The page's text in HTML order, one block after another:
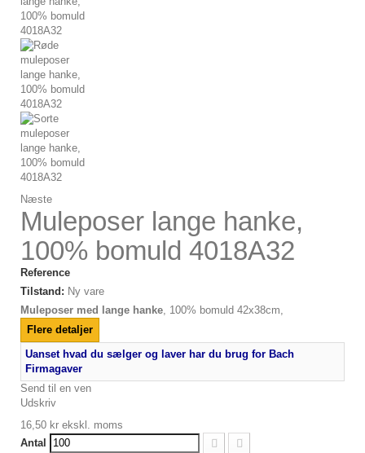
Næste
Muleposer lange hanke,
100% bomuld 4018A32
Reference
Tilstand: Ny vare
Muleposer med lange hanke 100% bomuld 42x38cm,
Flere detaljer
Uanset hvad du sælger og laver har du brug for Bach
Firmagaver
Send til en ven
Udskriv
16,50 kr ekskl. moms
Antal